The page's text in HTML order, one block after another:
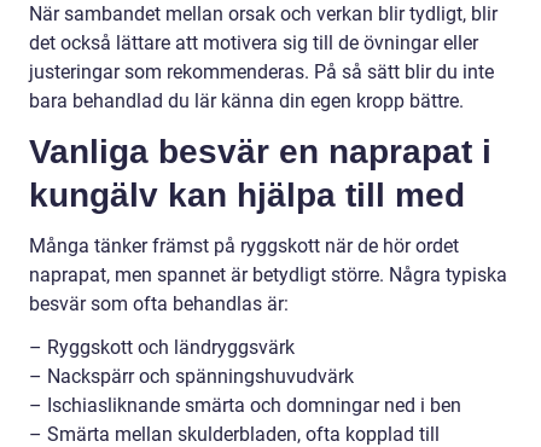
När sambandet mellan orsak och verkan blir tydligt, blir
det också lättare att motivera sig till de övningar eller
justeringar som rekommenderas. På så sätt blir du inte
bara behandlad du lär känna din egen kropp bättre.
Vanliga besvär en naprapat i
kungälv kan hjälpa till med
Många tänker främst på ryggskott när de hör ordet
naprapat, men spannet är betydligt större. Några typiska
besvär som ofta behandlas är:
– Ryggskott och ländryggsvärk
– Nackspärr och spänningshuvudvärk
– Ischiasliknande smärta och domningar ned i ben
– Smärta mellan skulderbladen, ofta kopplad till